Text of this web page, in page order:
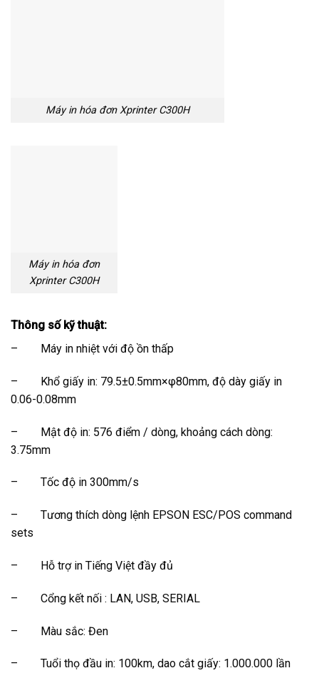
Máy in hóa đơn Xprinter C300H
Máy in hóa đơn
Xprinter C300H
Thông số kỹ thuật:
– Máy in nhiệt với độ ồn thấp
– Khổ giấy in: 79.5±0.5mm×φ80mm, độ dày giấy in
0.06-0.08mm
– Mật độ in: 576 điểm / dòng, khoảng cách dòng:
3.75mm
– Tốc độ in 300mm/s
– Tương thích dòng lệnh EPSON ESC/POS command
sets
– Hỗ trợ in Tiếng Việt đầy đủ
– Cổng kết nối : LAN, USB, SERIAL
– Màu sắc: Đen
– Tuổi thọ đầu in: 100km, dao cắt giấy: 1.000.000 lần